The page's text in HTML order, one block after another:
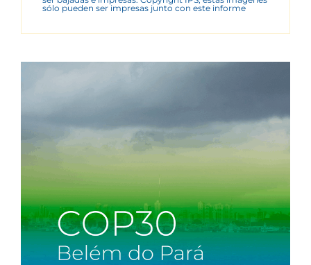
sólo pueden ser impresas junto con este informe